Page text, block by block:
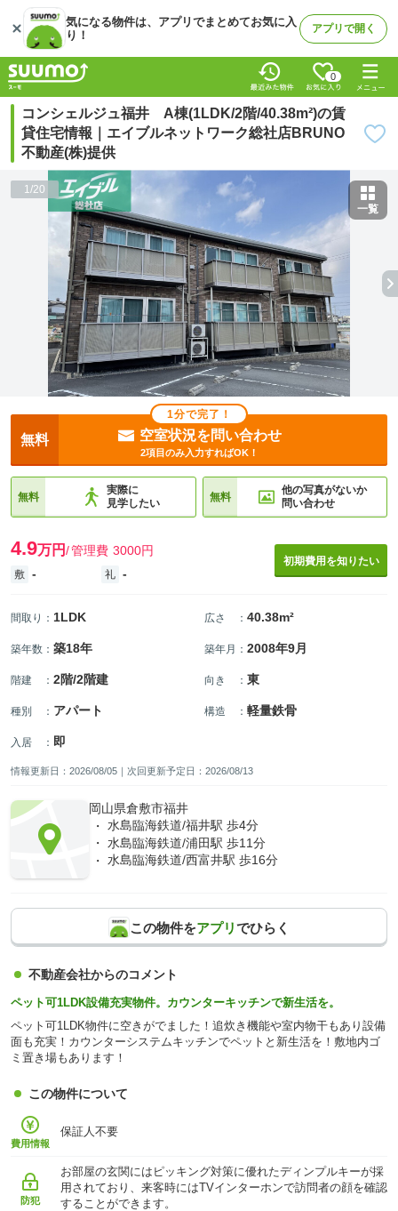
気になる物件は、アプリでまとめてお気に入
り！
アプリで開く
0
コンシェルジュ福井 A棟(1LDK/2階/40.38m²)の賃
貸住宅情報｜エイブルネットワーク総社店BRUNO
不動産(株)提供
1/20
一覧
1分で完了！
無料 空室状況を問い合わせ
2項目のみ入力すればOK！
無料
実際に
見学したい
無料
他の写真がないか
問い合わせ
4.9万円 管理費 3000円
敷 - 礼 -
初期費用を知りたい
間取り ： 1LDK 広さ ： 40.38m²
築年数 ： 築18年 築年月 ： 2008年9月
階建 ： 2階/2階建 向き ： 東
種別 ： アパート 構造 ： 軽量鉄骨
入居 ： 即
情報更新日：2026/08/05｜次回更新予定日：2026/08/13
岡山県倉敷市福井
水島臨海鉄道/福井駅 歩4分
水島臨海鉄道/浦田駅 歩11分
水島臨海鉄道/西富井駅 歩16分
この物件をアプリでひらく
不動産会社からのコメント
ペット可1LDK設備充実物件。カウンターキッチンで新生活を。
ペット可1LDK物件に空きがでました！追炊き機能や室内物干もあり設備
面も充実！カウンターシステムキッチンでペットと新生活を！敷地内ゴ
ミ置き場もあります！
この物件について
費用情報
保証人不要
防犯
お部屋の玄関にはピッキング対策に優れたディンプルキーが採
用されており、来客時にはTVインターホンで訪問者の顔を確認
することができます。